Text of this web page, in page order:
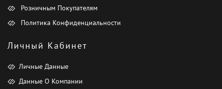
Розничным Покупателям
Политика Конфиденциальности
Личный Кабинет
Личные Данные
Данные О Компании